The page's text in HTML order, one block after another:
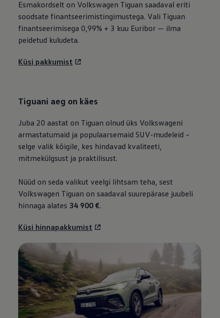
Esmakordselt on Volkswagen Tiguan saadaval eriti
soodsate finantseerimistingimustega. Vali Tiguan
finantseerimisega 0,99% + 3 kuu Euribor — ilma
peidetud kuludeta.
Küsi pakkumist
Tiguani aeg on käes
Juba 20 aastat on Tiguan olnud üks Volkswageni
armastatumaid ja populaarsemaid SUV-mudeleid –
selge valik kõigile, kes hindavad kvaliteeti,
mitmekülgsust ja praktilisust.
Nüüd on seda valikut veelgi lihtsam teha, sest
Volkswagen Tiguan on saadaval suurepärase juubeli
hinnaga alates 34 900 €.
Küsi hinnapakkumist